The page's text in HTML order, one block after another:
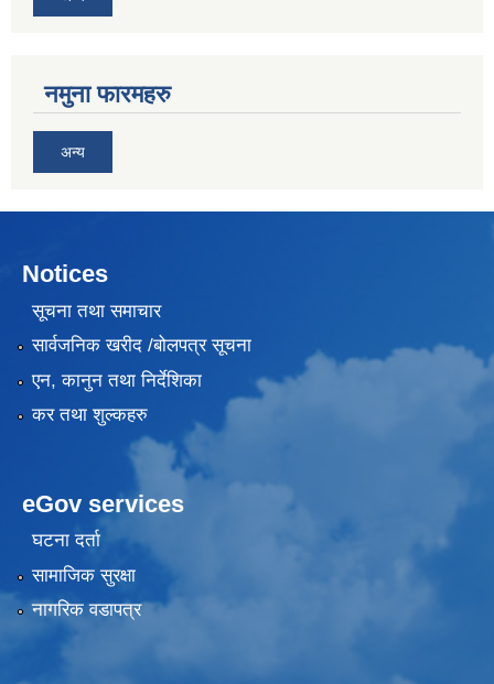
नमुना फारमहरु
अन्य
Notices
सूचना तथा समाचार
सार्वजनिक खरीद /बोलपत्र सूचना
एन, कानुन तथा निर्देशिका
कर तथा शुल्कहरु
eGov services
घटना दर्ता
सामाजिक सुरक्षा
नागरिक वडापत्र